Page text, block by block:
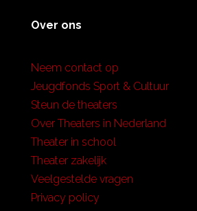
Over ons
Neem contact op
Jeugdfonds Sport & Cultuur
Steun de theaters
Over Theaters in Nederland
Theater in school
Theater zakelijk
Veelgestelde vragen
Privacy policy